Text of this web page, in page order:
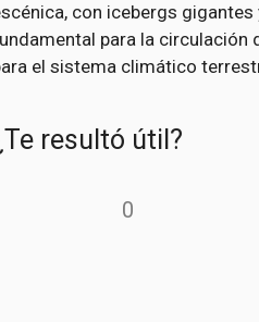
con icebergs
para la circulación
el sistema climático
resultó útil?
0